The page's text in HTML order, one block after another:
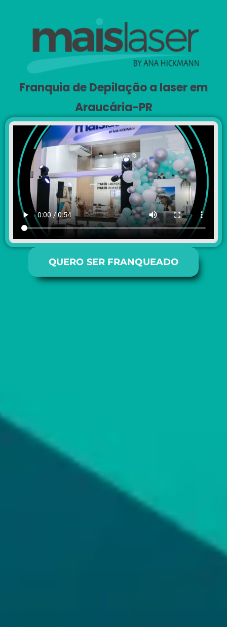
Franquia de Depilação a laser em
Araucária-PR
QUERO SER FRANQUEADO